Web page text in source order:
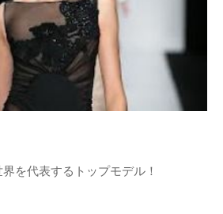
を代表するトップモデル！